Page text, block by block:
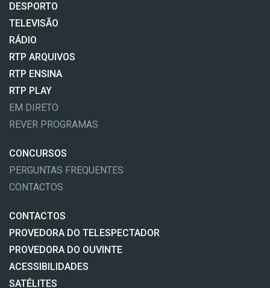
DESPORTO
TELEVISÃO
RÁDIO
RTP ARQUIVOS
RTP ENSINA
RTP PLAY
EM DIRETO
REVER PROGRAMAS
CONCURSOS
PERGUNTAS FREQUENTES
CONTACTOS
CONTACTOS
PROVEDORA DO TELESPECTADOR
PROVEDORA DO OUVINTE
ACESSIBILIDADES
SATÉLITES